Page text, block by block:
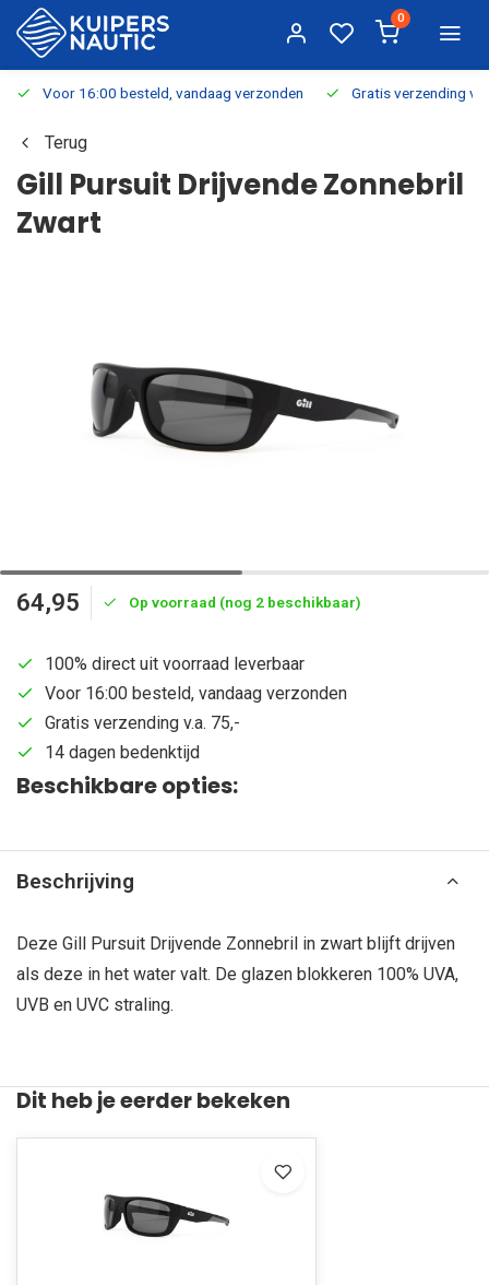
0
Voor 16:00 besteld, vandaag verzonden Gratis verzending
Terug
Gill Pursuit Drijvende Zonnebril
Zwart
64,95 Op voorraad (nog 2 beschikbaar)
100% direct uit voorraad leverbaar
Voor 16:00 besteld, vandaag verzonden
Gratis verzending v.a. 75,-
14 dagen bedenktijd
Beschikbare opties:
Beschrijving
Deze Gill Pursuit Drijvende Zonnebril in zwart blijft drijven
als deze in het water valt. De glazen blokkeren 100% UVA,
UVB en UVC straling.
Dit heb je eerder bekeken